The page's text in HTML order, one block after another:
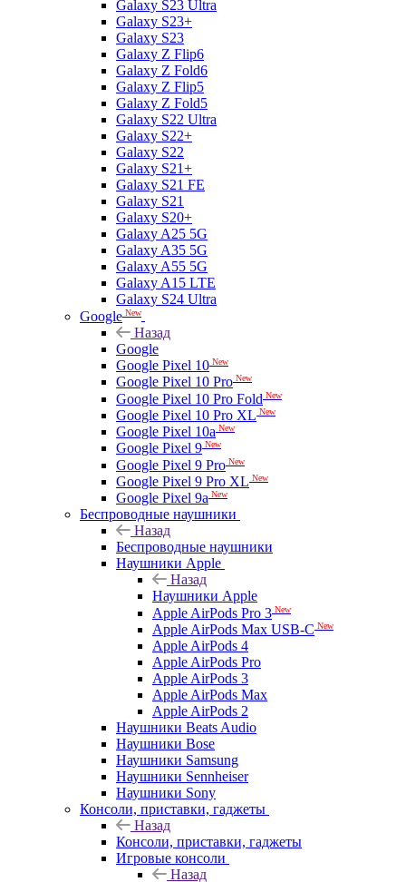
Galaxy S23 Ultra
Galaxy S23+
Galaxy S23
Galaxy Z Flip6
Galaxy Z Fold6
Galaxy Z Flip5
Galaxy Z Fold5
Galaxy S22 Ultra
Galaxy S22+
Galaxy S22
Galaxy S21+
Galaxy S21 FE
Galaxy S21
Galaxy S20+
Galaxy A25 5G
Galaxy A35 5G
Galaxy A55 5G
Galaxy A15 LTE
Galaxy S24 Ultra
Google New
Назад
Google
Google Pixel 10 New
Google Pixel 10 Pro New
Google Pixel 10 Pro Fold New
Google Pixel 10 Pro XL New
Google Pixel 10a New
Google Pixel 9 New
Google Pixel 9 Pro New
Google Pixel 9 Pro XL New
Google Pixel 9a New
Беспроводные наушники
Назад
Беспроводные наушники
Наушники Apple
Назад
Наушники Apple
Apple AirPods Pro 3 New
Apple AirPods Max USB-C New
Apple AirPods 4
Apple AirPods Pro
Apple AirPods 3
Apple AirPods Max
Apple AirPods 2
Наушники Beats Audio
Наушники Bose
Наушники Samsung
Наушники Sennheiser
Наушники Sony
Консоли, приставки, гаджеты
Назад
Консоли, приставки, гаджеты
Игровые консоли
Назад